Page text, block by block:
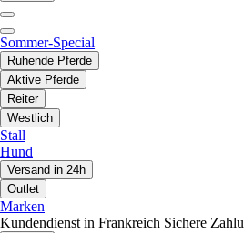
Sommer-Special
Ruhende Pferde
Aktive Pferde
Reiter
Westlich
Stall
Hund
Versand in 24h
Outlet
Marken
Kundendienst in Frankreich Sichere